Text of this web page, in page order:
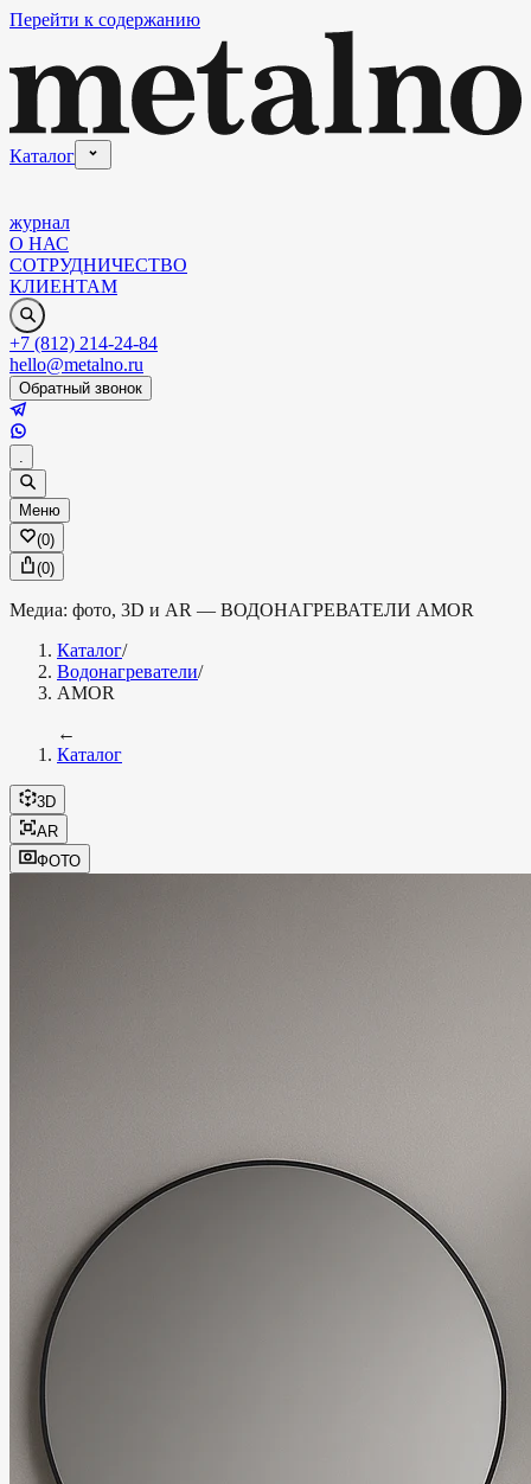
Перейти к содержанию
Каталог
журнал
О НАС
СОТРУДНИЧЕСТВО
КЛИЕНТАМ
+7 (812) 214-24-84
hello@metalno.ru
Обратный звонок
.
Меню
(0)
(0)
Медиа: фото, 3D и AR — ВОДОНАГРЕВАТЕЛИ AMOR
Каталог/
Водонагреватели/
AMOR
←
Каталог
3D
AR
ФОТО